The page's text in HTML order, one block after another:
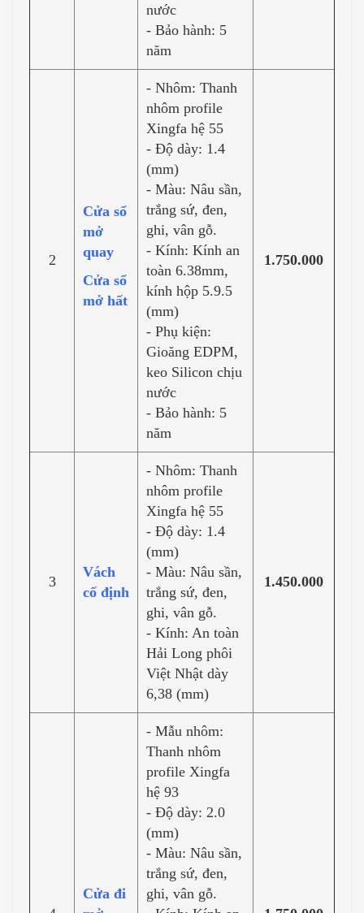
nước
- Bảo hành: 5
năm
2
Cửa sổ
mở
quay
Cửa sổ
mở hất
- Nhôm: Thanh
nhôm profile
Xingfa hệ 55
- Độ dày: 1.4
(mm)
- Màu: Nâu sần,
trắng sứ, đen,
ghi, vân gỗ.
- Kính: Kính an
toàn 6.38mm,
kính hộp 5.9.5
(mm)
- Phụ kiện:
Gioăng EDPM,
keo Silicon chịu
nước
- Bảo hành: 5
năm
1.750.000
3
Vách
cố định
- Nhôm: Thanh
nhôm profile
Xingfa hệ 55
- Độ dày: 1.4
(mm)
- Màu: Nâu sần,
trắng sứ, đen,
ghi, vân gỗ.
- Kính: An toàn
Hải Long phôi
Việt Nhật dày
6,38 (mm)
1.450.000
Cửa đi
- Mẫu nhôm:
Thanh nhôm
profile Xingfa
hệ 93
- Độ dày: 2.0
(mm)
- Màu: Nâu sần,
trắng sứ, đen,
ghi, vân gỗ.